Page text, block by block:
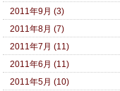
2011年9月 (3)
2011年8月 (7)
2011年7月 (11)
2011年6月 (11)
2011年5月 (10)